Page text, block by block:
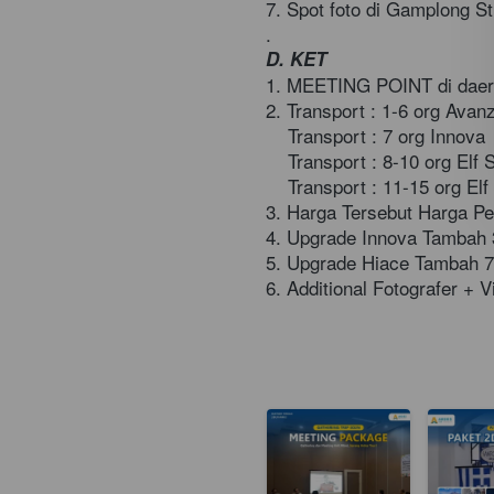
7. Spot foto di Gamplong
.
D. KET
1. MEETING POINT di
2. Transport : 1-6 org
    Transport : 7 org Innova
Transport : 8-10 org Elf
Transport : 11-15 org
3. Harga Tersebut Harga
4. Upgrade Innova
5. Upgrade Hiace Tambah
6. Additional Fotografer +